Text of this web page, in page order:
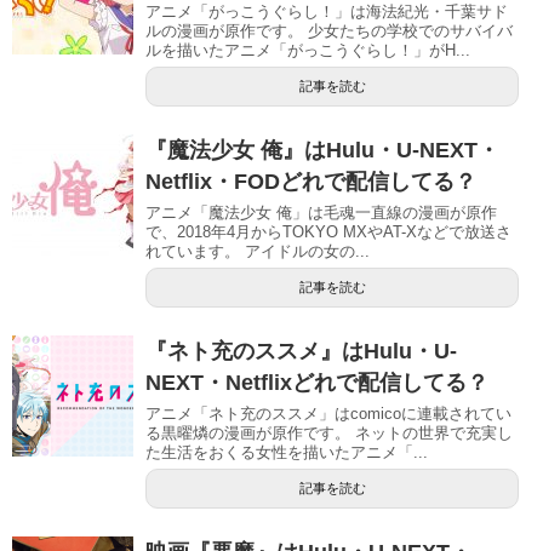
アニメ「がっこうぐらし！」は海法紀光・千葉サド
ルの漫画が原作です。 少女たちの学校でのサバイバ
ルを描いたアニメ「がっこうぐらし！」がH...
記事を読む
『魔法少女 俺』はHulu・U-NEXT・
Netflix・FODどれで配信してる？
アニメ「魔法少女 俺」は毛魂一直線の漫画が原作
で、2018年4月からTOKYO MXやAT-Xなどで放送さ
れています。 アイドルの女の...
記事を読む
『ネト充のススメ』はHulu・U-
NEXT・Netflixどれで配信してる？
アニメ「ネト充のススメ」はcomicoに連載されてい
る黒曜燐の漫画が原作です。 ネットの世界で充実し
た生活をおくる女性を描いたアニメ「...
記事を読む